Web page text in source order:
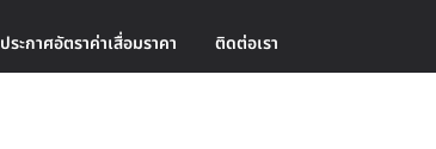
ประกาศอัตราค่าเสื่อมราคา ติดต่อเรา